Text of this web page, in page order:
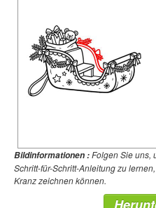
Bildinformationen :Folgen Sie uns,
Schritt-für-Schritt-Anleitung zu
Kranz zeichnen können.